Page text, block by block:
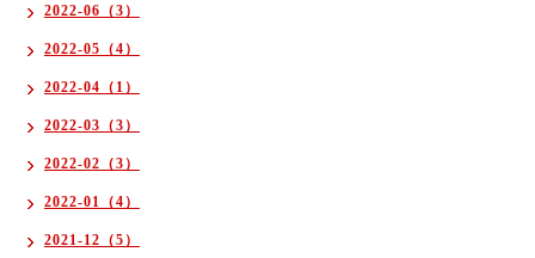
2022-06（3）
2022-05（4）
2022-04（1）
2022-03（3）
2022-02（3）
2022-01（4）
2021-12（5）